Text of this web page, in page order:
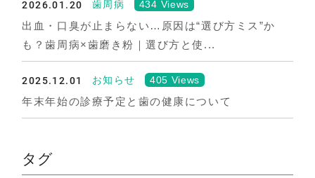
2026.01.20 歯周病 434 Views
出血・口臭が止まらない…原因は“選び方ミス”か
も？歯周病×歯磨き粉｜選び方と使...
2025.12.01 お知らせ 405 Views
年末年始の診療予定と歯の健康について
タグ